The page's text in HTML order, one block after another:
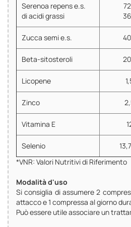
Serenoa repens e.s.
di acidi grassi
Zucca semi e.s.
Beta-sitosteroli
Licopene
Zinco
Vitamina E
Selenio
*VNR: Valori Nutritivi di Riferimento
Modalità d'uso
Si consiglia di assumere 2
attacco e 1 compressa al giorno
Può essere utile associare un